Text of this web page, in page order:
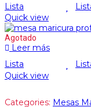
Lista
Quick view
Agotado
Leer más
Lista
Quick view
Categories: Mesas